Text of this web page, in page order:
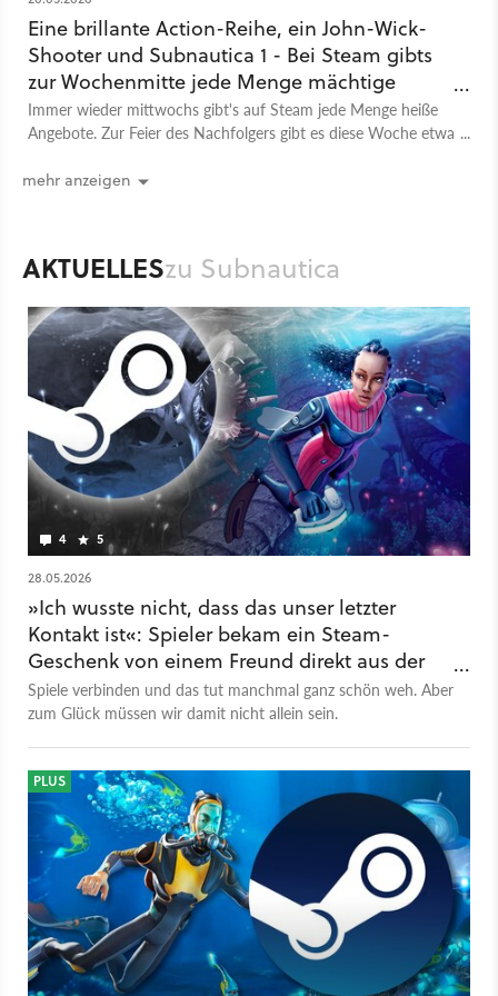
Taschenlampe, Messer oder Stasis-Kanone bleiben bestehen. Es
gibt zusätzlich noch einen knallharten Hardcore-Modus mit
Permadeath. Eines der Spielziele kann das Erkunden des
Raumschiffwracks sein.
Spiel PC PlayStation 4 Xbox One PlayStation
Xbox
Eine brillante Action-Reihe, ein John-Wick-
Shooter und Subnautica 1 - Bei Steam gibts
zur Wochenmitte jede Menge mächtige
Rabatte
Immer wieder mittwochs gibt's auf Steam jede Menge heiße
Angebote. Zur Feier des Nachfolgers gibt es diese Woche etwa
alles.
mehr anzeigen
AKTUELLESzu Subnautica
4 5
28.05.2026
»Ich wusste nicht, dass das unser letzter
Kontakt ist«: Spieler bekam ein Steam-
Geschenk von einem Freund direkt aus der
Notaufnahme
Spiele verbinden und das tut manchmal ganz schön weh. Aber
zum Glück müssen wir damit nicht allein sein.
PLUS